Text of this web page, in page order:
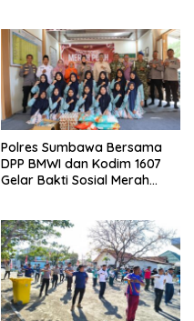
Polres Sumbawa Bersama
DPP BMWI dan Kodim 1607
Gelar Bakti Sosial Merah